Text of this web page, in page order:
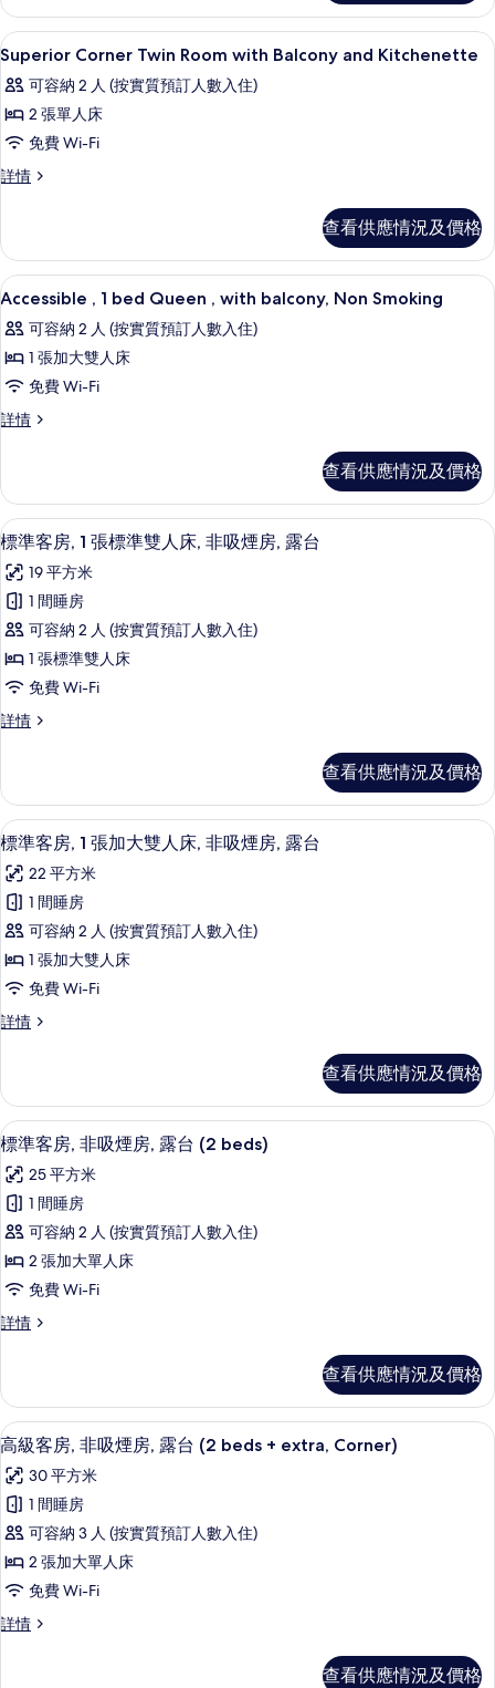
Balcony
的
相
片
Balcony
詳
情
載
入
所
有
Superior
Corner
with
Balcony
and
Kitchenette
的
相
片
8
Superior Corner Twin Room with Balcony and Kitchenette
可容納 2 人 (按實質預訂人數入住)
2 張單人床
免費 Wi-Fi
詳情
Superior
with
Balcony
and
詳
情
查看供應情況及價格
載
入
所
有
Accessible
,
Queen
,
with
balcony,
Non
Smoking
的
相
片
6
Accessible , 1 bed Queen , with balcony, Non Smoking
可容納 2 人 (按實質預訂人數入住)
1 張加大雙人床
免費 Wi-Fi
詳情
Accessible
Queen
with
Non
Smoking
詳
情
查看供應情況及價格
載
入
所
有
標
準
房,
張
標
準
雙
人
床,
非
吸
煙
台
的
相
片
6
標準客房, 1 張標準雙人床, 非吸煙房, 露台
19 平方米
1 間睡房
可容納 2 人 (按實質預訂人數入住)
1 張標準雙人床
免費 Wi-Fi
詳情
標
1
張
標
雙
人
床,
非
吸
煙
房,
露
查看供應情況及價格
載
入
所
有
標
準
房,
張
加
大
雙
人
床,
非
吸
煙
台
的
相
片
6
標準客房, 1 張加大雙人床, 非吸煙房, 露台
22 平方米
1 間睡房
可容納 2 人 (按實質預訂人數入住)
1 張加大雙人床
免費 Wi-Fi
詳情
標
1
張
加
雙
人
床,
非
吸
煙
房,
露
查看供應情況及價格
載
入
所
有
標
準
房,
吸
煙
房,
露
台
(2
beds)
的
相
標準客房, 非吸煙房, 露台 (2 beds) |
6
標準客房, 非吸煙房, 露台 (2 beds)
25 平方米
1 間睡房
可容納 2 人 (按實質預訂人數入住)
2 張加大單人床
免費 Wi-Fi
詳情
標
非
吸
煙
露
台
(2
beds)
詳
情
查看供應情況及價格
載
入
所
有
高
級
房,
高級客房, 非吸煙房, 露台 (2 beds +
6
高級客房, 非吸煙房, 露台 (2 beds + extra, Corner)
30 平方米
1 間睡房
可容納 3 人 (按實質預訂人數入住)
2 張加大單人床
免費 Wi-Fi
詳情
高
查看供應情況及價格